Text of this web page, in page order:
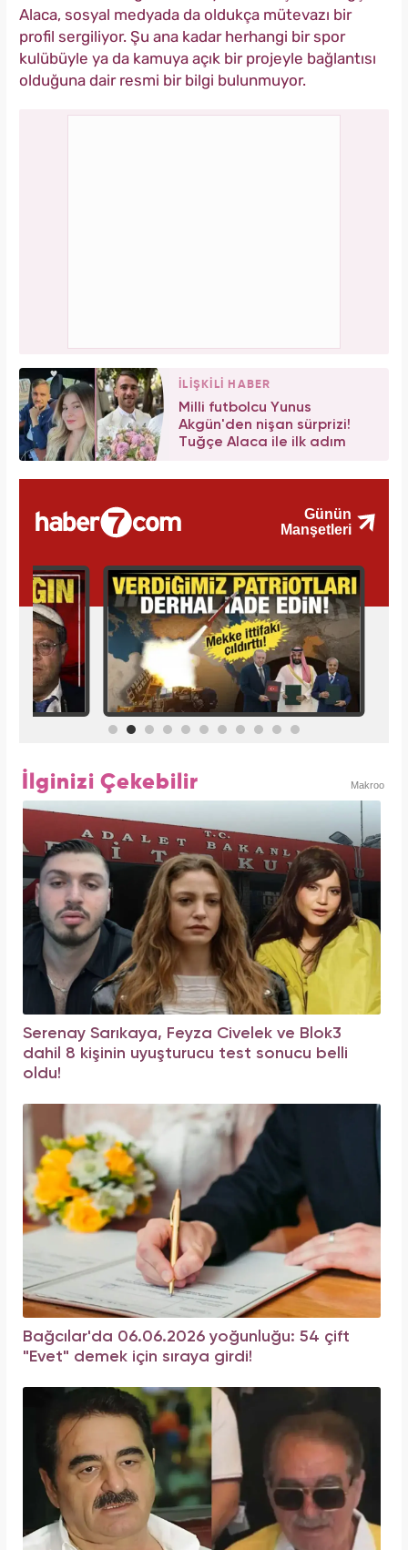
Alaca, sosyal medyada da oldukça mütevazı bir
profil sergiliyor. Şu ana kadar herhangi bir spor
kulübüyle ya da kamuya açık bir projeyle bağlantısı
olduğuna dair resmi bir bilgi bulunmuyor.
İLİŞKİLİ HABER
Milli futbolcu Yunus
Akgün'den nişan sürprizi!
Tuğçe Alaca ile ilk adım
İlginizi Çekebilir Makroo
Serenay Sarıkaya, Feyza Civelek ve Blok3
dahil 8 kişinin uyuşturucu test sonucu belli
oldu!
Bağcılar'da 06.06.2026 yoğunluğu: 54 çift
"Evet" demek için sıraya girdi!